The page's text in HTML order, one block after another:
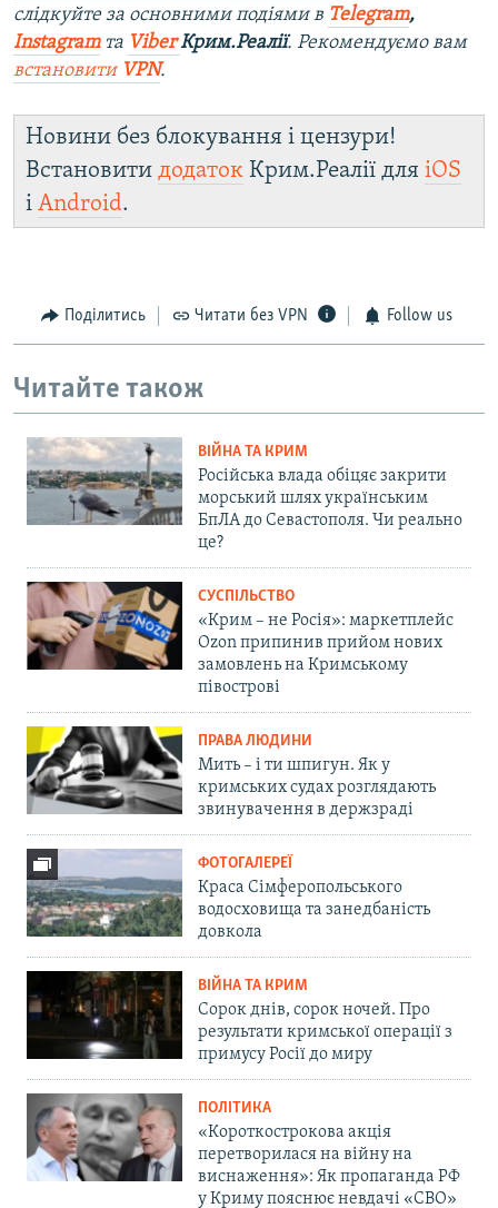
слідкуйте за основними подіями в Telegram,
Instagramта ViberКрим.Реалії. Рекомендуємо вам
встановити VPN.
Новини без блокування і цензури!
Встановити додаток Крим.Реалії для iOS
і Android.
Поділитись Читати без VPN Follow us
Читайте також
ВІЙНА ТА КРИМ
Російська влада обіцяє закрити
морський шлях українським
БпЛА до Севастополя. Чи реально
це?
СУСПІЛЬСТВО
«Крим – не Росія»: маркетплейс
Ozon припинив прийом нових
замовлень на Кримському
півострові
ПРАВА ЛЮДИНИ
Мить – і ти шпигун. Як у
кримських судах розглядають
звинувачення в держзраді
ФОТОГАЛЕРЕЇ
Краса Сімферопольського
водосховища та занедбаність
довкола
ВІЙНА ТА КРИМ
Сорок днів, сорок ночей. Про
результати кримської операції з
примусу Росії до миру
ПОЛІТИКА
«Короткострокова акція
перетворилася на війну на
виснаження»: Як пропаганда РФ
у Криму пояснює невдачі «СВО»